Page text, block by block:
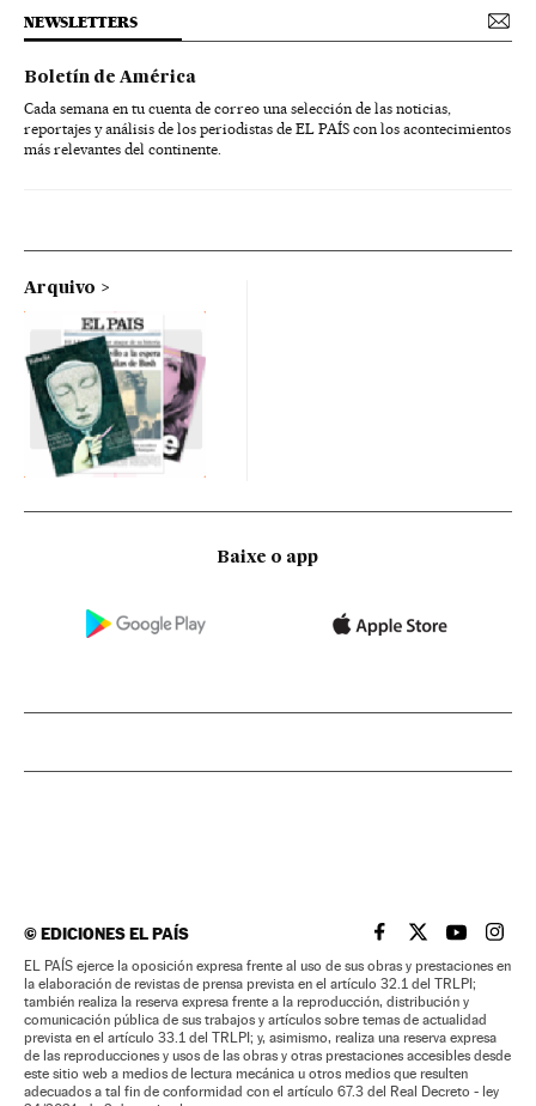
NEWSLETTERS
Boletín de América
Cada semana en tu cuenta de correo una selección de las noticias,
reportajes y análisis de los periodistas de EL PAÍS con los acontecimientos
más relevantes del continente.
Arquivo
Baixe o app
©EDICIONES EL PAÍS EL PAÍS BRASIL EN
EL PAÍSEL PAÍS
EL
EL PAÍS ejerce la oposición expresa frente al uso de sus obras y prestaciones en
la elaboración de revistas de prensa prevista en el artículo 32.1 del TRLPI;
también realiza la reserva expresa frente a la reproducción, distribución y
comunicación pública de sus trabajos y artículos sobre temas de actualidad
prevista en el artículo 33.1 del TRLPI; y, asimismo, realiza una reserva expresa
de las reproducciones y usos de las obras y otras prestaciones accesibles desde
este sitio web a medios de lectura mecánica u otros medios que resulten
adecuados a tal fin de conformidad con el artículo 67.3 del Real Decreto - ley